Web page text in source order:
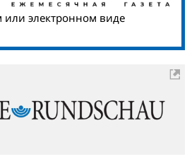
или электронном виде